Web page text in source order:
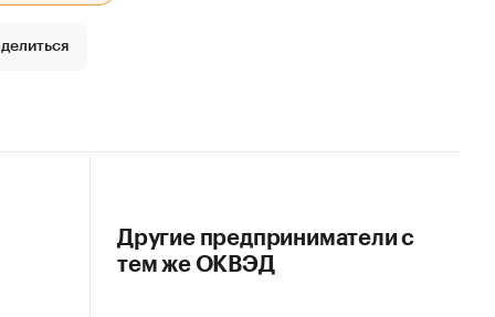
Другие предприниматели с
тем же ОКВЭД